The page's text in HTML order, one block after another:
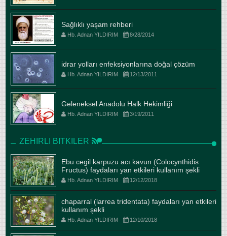
Sağlıklı yaşam rehberi
Hb. Adnan YILDIRIM 8/28/2014
idrar yolları enfeksiyonlarına doğal çözüm
Hb. Adnan YILDIRIM 12/13/2011
Geleneksel Anadolu Halk Hekimliği
Hb. Adnan YILDIRIM 3/19/2011
ZEHIRLI BITKILER
Ebu cegil karpuzu acı kavun (Colocynthidis
Fructus) faydaları yan etkileri kullanım şekli
Hb. Adnan YILDIRIM 12/12/2018
chaparral (larrea tridentata) faydaları yan etkileri
kullanım şekli
Hb. Adnan YILDIRIM 12/10/2018